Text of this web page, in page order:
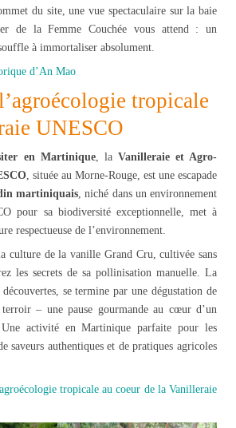
du site, une vue spectaculaire sur la baie
de la Femme Couchée vous attend : un
à immortaliser absolument.
d’An Mao
tropicale
UNESCO
en Martinique, la Vanilleraie et Agro-
, située au Morne-Rouge, est une escapade
martiniquais , niché dans un environnement
pour sa biodiversité exceptionnelle, met à
respectueuse de l’environnement.
culture de la vanille Grand Cru, cultivée sans
les secrets de sa pollinisation manuelle. La
se termine par une dégustation de
– une pause gourmande au cœur d’un
Une activité en Martinique parfaite pour les
saveurs authentiques et de pratiques agricoles
tropicale au coeur de la Vanilleraie